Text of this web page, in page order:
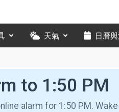
天氣 日曆
to 1:50 PM
alarm for 1:50 PM.